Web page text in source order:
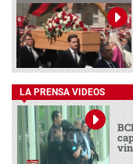
LA PRENSA VIDEOS